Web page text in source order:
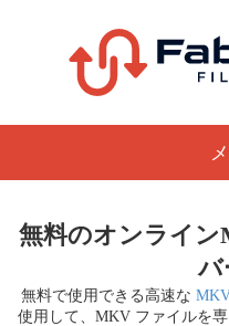
無料のオンライ
バ
無料で使用できる高速な
使用して、MKV ファイルを